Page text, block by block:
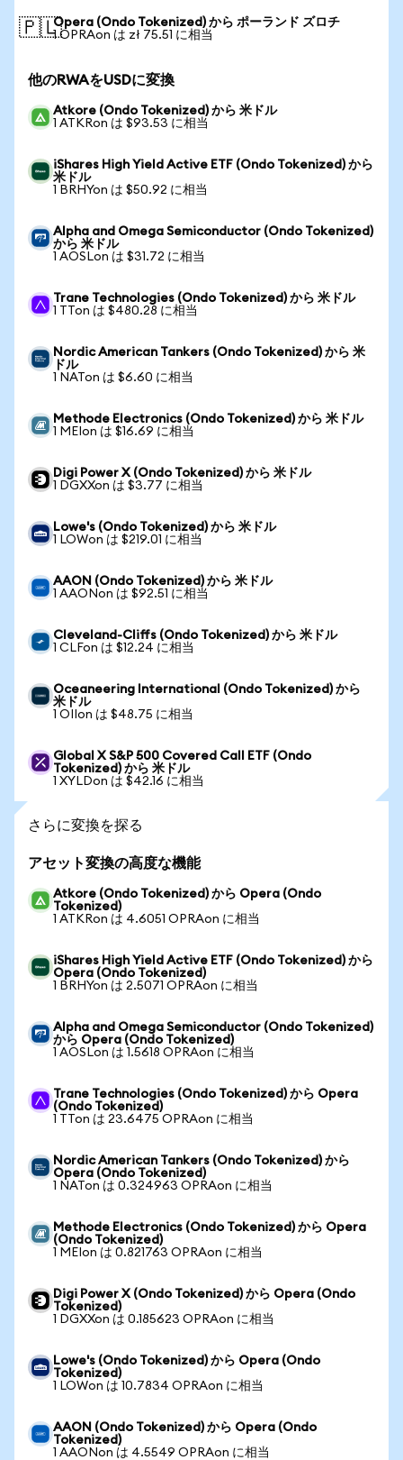
🇵🇱Opera (Ondo Tokenized) から ポーランド ズロチ
1 OPRAon は zł 75.51 に相当
他のRWAをUSDに変換
Atkore (Ondo Tokenized) から 米ドル
1 ATKRon は $93.53 に相当
iShares High Yield Active ETF (Ondo Tokenized) から
米ドル
1 BRHYon は $50.92 に相当
Alpha and Omega Semiconductor (Ondo Tokenized)
から 米ドル
1 AOSLon は $31.72 に相当
Trane Technologies (Ondo Tokenized) から 米ドル
1 TTon は $480.28 に相当
Nordic American Tankers (Ondo Tokenized) から 米
ドル
1 NATon は $6.60 に相当
Methode Electronics (Ondo Tokenized) から 米ドル
1 MEIon は $16.69 に相当
Digi Power X (Ondo Tokenized) から 米ドル
1 DGXXon は $3.77 に相当
Lowe's (Ondo Tokenized) から 米ドル
1 LOWon は $219.01 に相当
AAON (Ondo Tokenized) から 米ドル
1 AAONon は $92.51 に相当
Cleveland-Cliffs (Ondo Tokenized) から 米ドル
1 CLFon は $12.24 に相当
Oceaneering International (Ondo Tokenized) から
米ドル
1 OIIon は $48.75 に相当
Global X S&P 500 Covered Call ETF (Ondo
Tokenized) から 米ドル
1 XYLDon は $42.16 に相当
さらに変換を探る
アセット変換の高度な機能
Atkore (Ondo Tokenized) から Opera (Ondo
Tokenized)
1 ATKRon は 4.6051 OPRAon に相当
iShares High Yield Active ETF (Ondo Tokenized) から
Opera (Ondo Tokenized)
1 BRHYon は 2.5071 OPRAon に相当
Alpha and Omega Semiconductor (Ondo Tokenized)
から Opera (Ondo Tokenized)
1 AOSLon は 1.5618 OPRAon に相当
Trane Technologies (Ondo Tokenized) から Opera
(Ondo Tokenized)
1 TTon は 23.6475 OPRAon に相当
Nordic American Tankers (Ondo Tokenized) から
Opera (Ondo Tokenized)
1 NATon は 0.324963 OPRAon に相当
Methode Electronics (Ondo Tokenized) から Opera
(Ondo Tokenized)
1 MEIon は 0.821763 OPRAon に相当
Digi Power X (Ondo Tokenized) から Opera (Ondo
Tokenized)
1 DGXXon は 0.185623 OPRAon に相当
Lowe's (Ondo Tokenized) から Opera (Ondo
Tokenized)
1 LOWon は 10.7834 OPRAon に相当
AAON (Ondo Tokenized) から Opera (Ondo
Tokenized)
1 AAONon は 4.5549 OPRAon に相当